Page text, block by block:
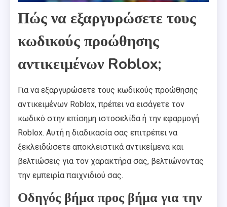
Πώς να εξαργυρώσετε τους
κωδικούς προώθησης
αντικειμένων Roblox;
Για να εξαργυρώσετε τους κωδικούς προώθησης
αντικειμένων Roblox, πρέπει να εισάγετε τον
κωδικό στην επίσημη ιστοσελίδα ή την εφαρμογή
Roblox. Αυτή η διαδικασία σας επιτρέπει να
ξεκλειδώσετε αποκλειστικά αντικείμενα και
βελτιώσεις για τον χαρακτήρα σας, βελτιώνοντας
την εμπειρία παιχνιδιού σας.
Οδηγός βήμα προς βήμα για την